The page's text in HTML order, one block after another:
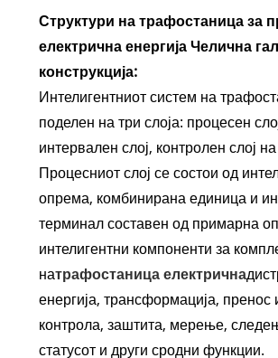
Структури на трафостаница за
електрична енергија Челична
конструкција:
Интелигентниот систем на
поделен на три слоја: процесен
интервален слој, контролен слој
Процесниот слој се состои од
опрема, комбинирана единица и
терминал составен од примарна
интелигентни компоненти за
натрафостаница електрична
енергија, трансформација,
контрола, заштита, мерење,
статусот и други сродни функции.